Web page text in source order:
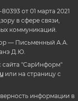
от 01 марта 2021
в сфере связи,
коммуникаций.
— Письменный А.А.
Д.Ю.
сайта "СарИнформ"
или на страницу с
информации в